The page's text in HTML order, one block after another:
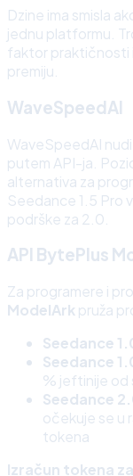
Dzine ima smisla
jednu platformu.
faktor praktičnosti
premiju.
WaveSpeedAI
WaveSpeedAI
putem API-ja.
alternativa za
Seedance 1.5 Pro
podrške za 2.0.
API BytePlus
Za programere i
ModelArk pruža
Seedance
Seedance
% jeftinije od
Seedance
očekuje se u
tokena
Izračun tokena